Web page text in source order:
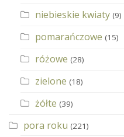
niebieskie kwiaty (9)
pomarańczowe (15)
różowe (28)
zielone (18)
żółte (39)
pora roku (221)